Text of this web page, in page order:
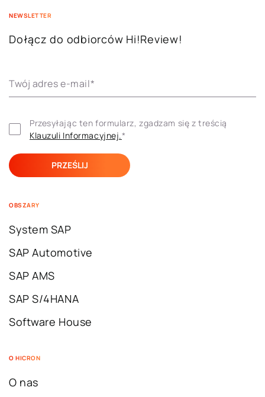
NEWSLETTER
Dołącz do odbiorców Hi!Review!
Twój adres e-mail*
Klauzuli ​​Informacyjnej.*
OBSZARY
System SAP
SAP Automotive
SAP AMS
SAP S/4HANA
Software House
O HICRON
O nas